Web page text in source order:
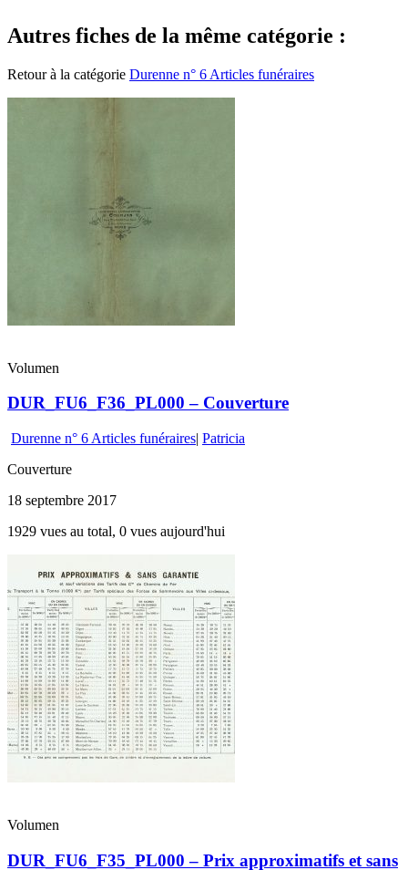
Autres fiches de la même catégorie :
Retour à la catégorie Durenne n° 6 Articles funéraires
Volumen
DUR_FU6_F36_PL000 – Couverture
Durenne n° 6 Articles funéraires| Patricia
Couverture
18 septembre 2017
1929 vues au total, 0 vues aujourd'hui
Volumen
DUR_FU6_F35_PL000 – Prix approximatifs et sans